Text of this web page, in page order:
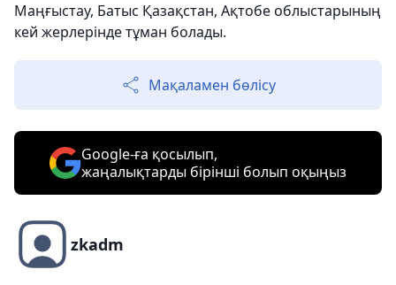
Маңғыстау, Батыс Қазақстан, Ақтобе облыстарының
кей жерлерінде тұман болады.
Мақаламен бөлісу
Google-ға қосылып,
жаңалықтарды бірінші болып оқыңыз
zkadm